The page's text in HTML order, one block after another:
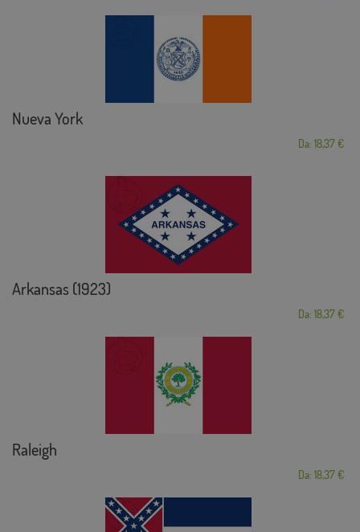
Nueva York
Da: 18,37 €
Arkansas (1923)
Da: 18,37 €
Raleigh
Da: 18,37 €